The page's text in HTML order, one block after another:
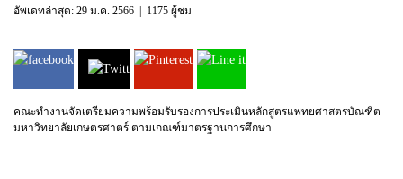
อัพเดทล่าสุด: 29 ม.ค. 2566 1175 ผู้ชม
คณะทำงานจัดเตรียมความพร้อมรับรองการประเมินหลักสูตรแพทยศาสตรบัณฑิต
มหาวิทยาลัยเกษตรศาตร์ ตามเกณฑ์มาตรฐานการศึกษา